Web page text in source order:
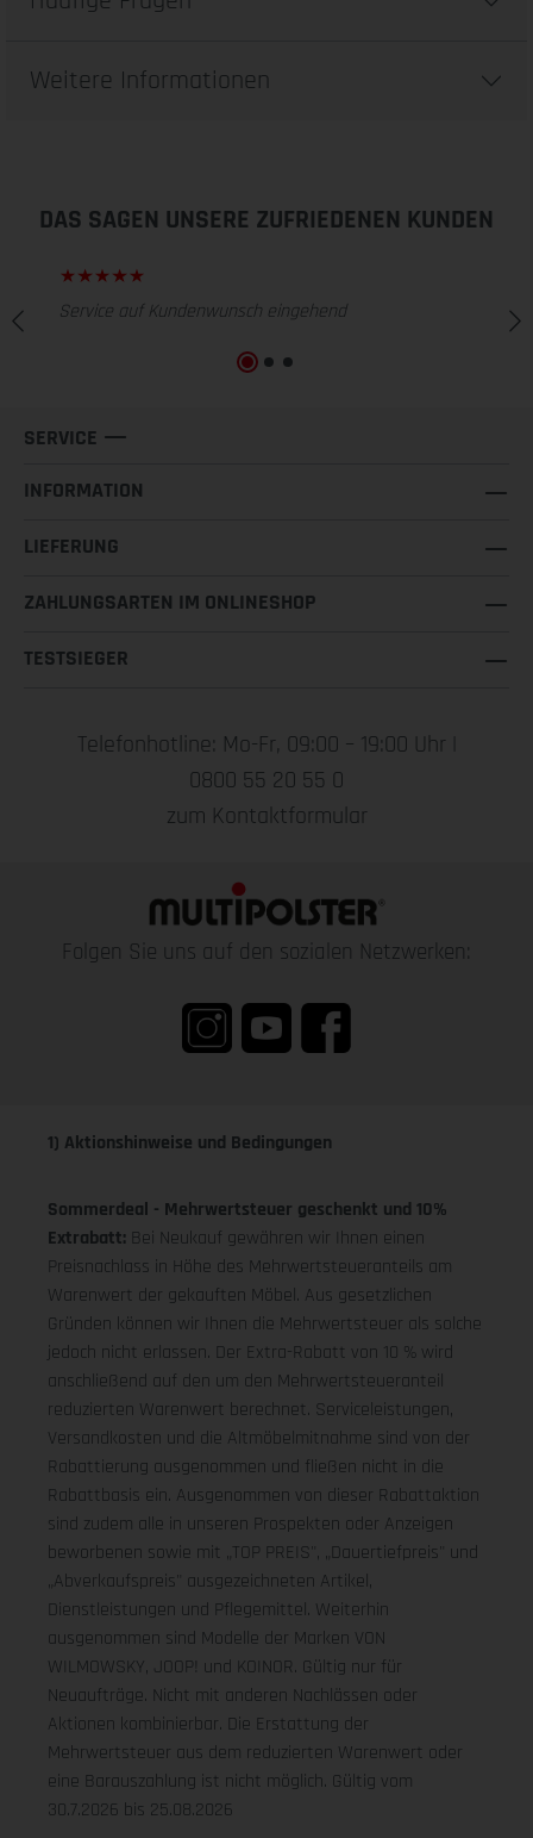
Weitere Informationen
DAS SAGEN UNSERE ZUFRIEDENEN KUNDEN
Service auf Kundenwunsch eingehend
SERVICE
INFORMATION
LIEFERUNG
ZAHLUNGSARTEN IM ONLINESHOP
TESTSIEGER
Telefonhotline: Mo-Fr, 09:00 – 19:00 Uhr |
0800 55 20 55 0
zum Kontaktformular
Folgen Sie uns auf den sozialen Netzwerken:
1) Aktionshinweise und Bedingungen
Sommerdeal - Mehrwertsteuer geschenkt und 10%
Extrabatt: Bei Neukauf gewähren wir Ihnen einen
Preisnachlass in Höhe des Mehrwertsteueranteils am
Warenwert der gekauften Möbel. Aus gesetzlichen
Gründen können wir Ihnen die Mehrwertsteuer als solche
jedoch nicht erlassen. Der Extra-Rabatt von 10 % wird
anschließend auf den um den Mehrwertsteueranteil
reduzierten Warenwert berechnet. Serviceleistungen,
Versandkosten und die Altmöbelmitnahme sind von der
Rabattierung ausgenommen und fließen nicht in die
Rabattbasis ein. Ausgenommen von dieser Rabattaktion
sind zudem alle in unseren Prospekten oder Anzeigen
beworbenen sowie mit „TOP PREIS", „Dauertiefpreis" und
„Abverkaufspreis" ausgezeichneten Artikel,
Dienstleistungen und Pflegemittel. Weiterhin
ausgenommen sind Modelle der Marken VON
WILMOWSKY, JOOP! und KOINOR. Gültig nur für
Neuaufträge. Nicht mit anderen Nachlässen oder
Aktionen kombinierbar. Die Erstattung der
Mehrwertsteuer aus dem reduzierten Warenwert oder
eine Barauszahlung ist nicht möglich. Gültig vom
30.7.2026 bis 25.08.2026